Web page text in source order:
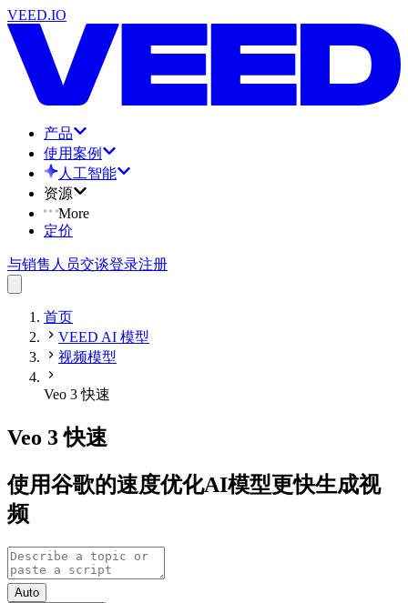
VEED.IO
产品
使用案例
人工智能
资源
More
定价
与销售人员交谈登录注册
首页
VEED AI 模型
视频模型
Veo 3 快速
Veo 3 快速
使用谷歌的速度优化AI模型更快生成视
频
Auto